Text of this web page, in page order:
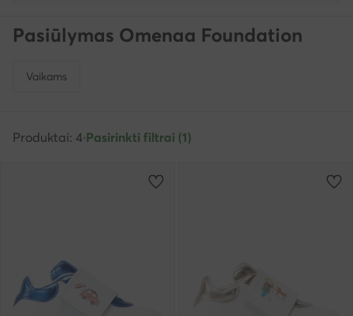
Pasiūlymas Omenaa Foundation
Vaikams
Produktai: 4·Pasirinkti filtrai (1)